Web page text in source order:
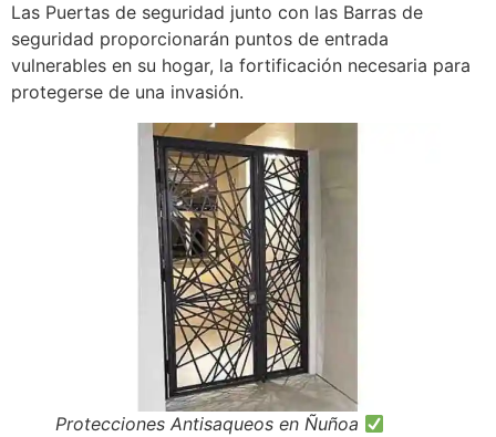
Las Puertas de seguridad junto con las Barras de
seguridad proporcionarán puntos de entrada
vulnerables en su hogar, la fortificación necesaria para
protegerse de una invasión.
Protecciones Antisaqueos en Ñuñoa